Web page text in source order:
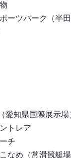
ーツパーク（半田
愛知県国際展示場
トレア
チ
なめ（常滑競艇場